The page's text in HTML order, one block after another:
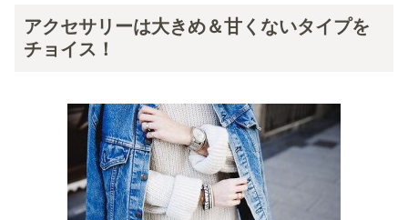
アクセサリーは大きめ＆甘くないタイプを
チョイス！